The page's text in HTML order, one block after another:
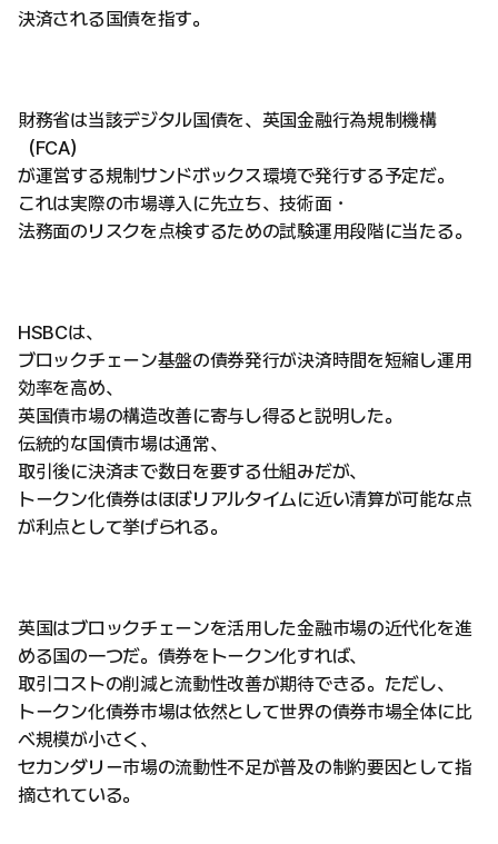
決済される国債を指す。
財務省は当該デジタル国債を、英国金融行為規制機構
（FCA）
が運営する規制サンドボックス環境で発行する予定だ。
これは実際の市場導入に先立ち、技術面・
法務面のリスクを点検するための試験運用段階に当たる。
HSBCは、
ブロックチェーン基盤の債券発行が決済時間を短縮し運用
効率を高め、
英国債市場の構造改善に寄与し得ると説明した。
伝統的な国債市場は通常、
取引後に決済まで数日を要する仕組みだが、
トークン化債券はほぼリアルタイムに近い清算が可能な点
が利点として挙げられる。
英国はブロックチェーンを活用した金融市場の近代化を進
める国の一つだ。債券をトークン化すれば、
取引コストの削減と流動性改善が期待できる。ただし、
トークン化債券市場は依然として世界の債券市場全体に比
べ規模が小さく、
セカンダリー市場の流動性不足が普及の制約要因として指
摘されている。